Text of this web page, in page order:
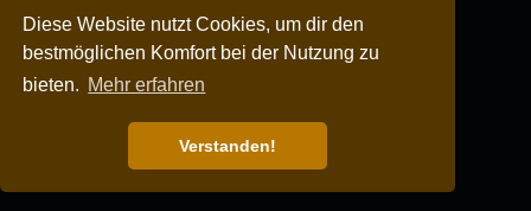
Diese Website nutzt Cookies, um dir den
bestmöglichen Komfort bei der Nutzung zu
bieten. Mehr erfahren
Verstanden!